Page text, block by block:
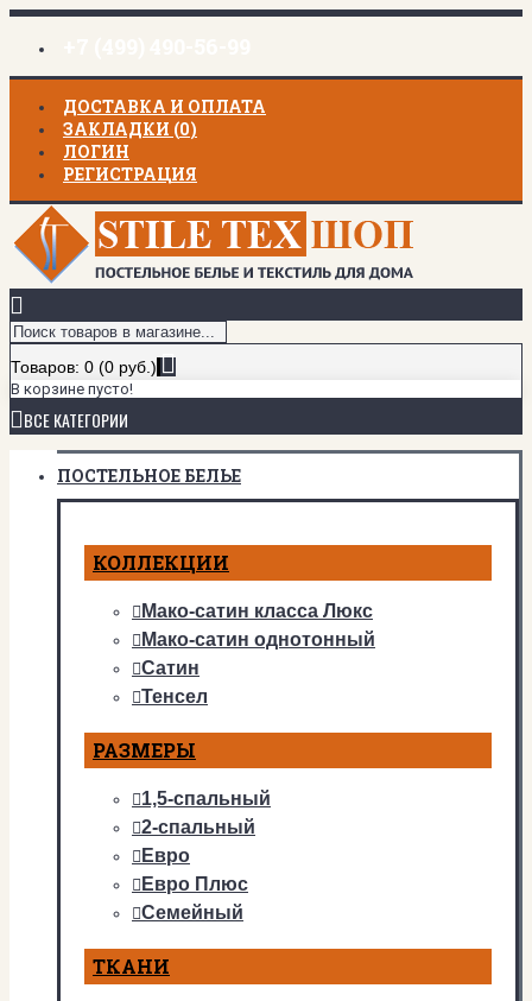
ДОСТАВКА И ОПЛАТА
ЗАКЛАДКИ (0)
ЛОГИН
РЕГИСТРАЦИЯ
Товаров: 0 (0 руб.)
В корзине пусто!
ВСЕ КАТЕГОРИИ
ПОСТЕЛЬНОЕ БЕЛЬЕ
КОЛЛЕКЦИИ
Мако-сатин класса Люкс
Мако-сатин однотонный
Сатин
Тенсел
РАЗМЕРЫ
1,5-спальный
2-спальный
Евро
Евро Плюс
Семейный
ТКАНИ